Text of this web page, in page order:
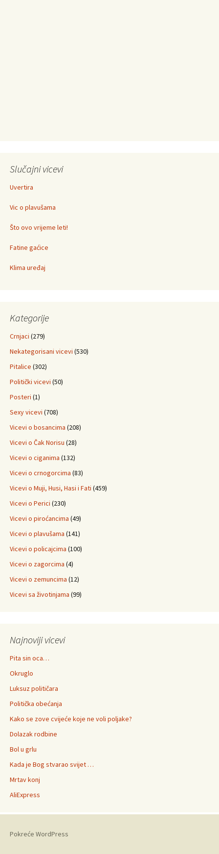
Slučajni vicevi
Uvertira
Vic o plavušama
Što ovo vrijeme leti!
Fatine gaćice
Klima uređaj
Kategorije
Crnjaci (279)
Nekategorisani vicevi (530)
Pitalice (302)
Politički vicevi (50)
Posteri (1)
Sexy vicevi (708)
Vicevi o bosancima (208)
Vicevi o Čak Norisu (28)
Vicevi o ciganima (132)
Vicevi o crnogorcima (83)
Vicevi o Muji, Husi, Hasi i Fati (459)
Vicevi o Perici (230)
Vicevi o piroćancima (49)
Vicevi o plavušama (141)
Vicevi o policajcima (100)
Vicevi o zagorcima (4)
Vicevi o zemuncima (12)
Vicevi sa životinjama (99)
Najnoviji vicevi
Pita sin oca…
Okruglo
Luksuz političara
Politička obećanja
Kako se zove cvijeće koje ne voli poljake?
Dolazak rodbine
Bol u grlu
Kada je Bog stvarao svijet …
Mrtav konj
AliExpress
Pokreće WordPress